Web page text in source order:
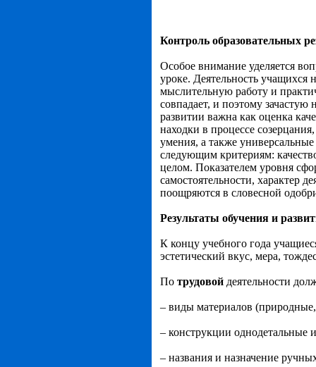
Контроль образовательных
Особое внимание уделяется
уроке. Деятельность учащихся
мыслительную работу и
совпадает, и поэтому
развитии важна как оценка
находки в процессе
умения, а также
следующим критериям:
целом. Показателем уровня
самостоятельности, характер
поощряются в словесной
Результаты обучения и
К концу учебного года
эстетический вкус, мера,
По трудовой деятельности
– виды материалов (природные,
– конструкции однодетальные
– названия и назначение